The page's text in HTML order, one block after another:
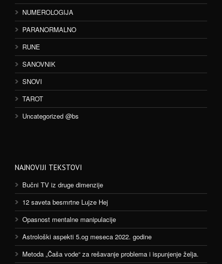
NUMEROLOGIJA
PARANORMALNO
RUNE
SANOVNIK
SNOVI
TAROT
Uncategorized @bs
NAJNOVIJI TEKSTOVI
Bučni TV iz druge dimenzije
12 saveta besmrtne Lujze Hej
Opasnost mentalne manipulacije
Astrološki aspekti 5.og meseca 2022. godine
Metoda „Čaša vode“ za rešavanje problema i ispunjenje želja.